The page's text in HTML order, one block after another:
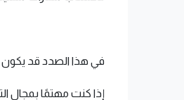
في هذا الصدد قد
إذا كنت مهتمًا بمجال